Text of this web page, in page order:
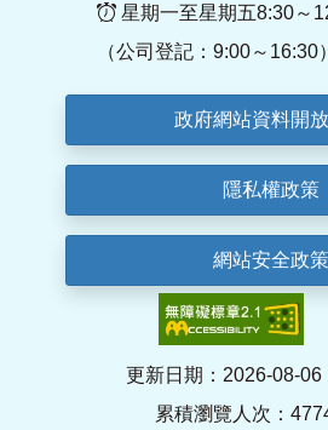
星期一至星期五8:30～
（公司登記：9:00～16:30
政府網站資料開
隱私權政策
網站安全政策
更新日期：2026-08-06
累積瀏覽人次：